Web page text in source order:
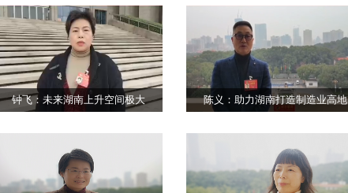
钟飞：未来湖南上升空间极大 陈义：助力湖南打造制造业高地